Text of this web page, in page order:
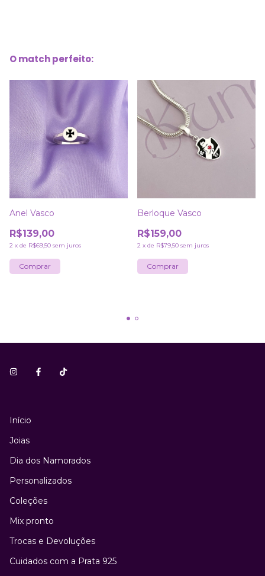
O match perfeito:
Anel Vasco
R$139,00
2 x de R$69,50 sem juros
Comprar
Berloque Vasco
R$159,00
2 x de R$79,50 sem juros
Início
Joias
Dia dos Namorados
Personalizados
Coleções
Mix pronto
Trocas e Devoluções
Cuidados com a Prata 925